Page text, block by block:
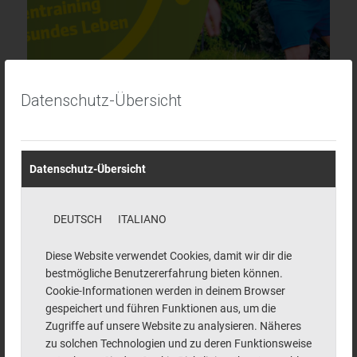
Datenschutz-Übersicht
Datenschutz-Übersicht
DEUTSCH ITALIANO
Diese Website verwendet Cookies, damit wir dir die
bestmögliche Benutzererfahrung bieten können.
Cookie-Informationen werden in deinem Browser
gespeichert und führen Funktionen aus, um die
Zugriffe auf unsere Website zu analysieren. Näheres
zu solchen Technologien und zu deren Funktionsweise